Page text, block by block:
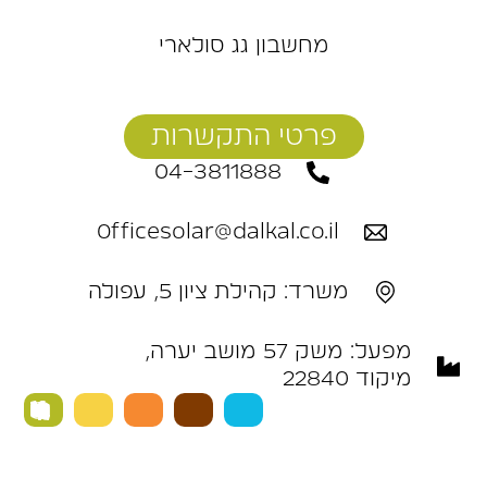
מחשבון גג סולארי
פרטי התקשרות
04-3811888
Officesolar@dalkal.co.il
משרד: קהילת ציון 5, עפולה
מפעל: ‬משק‭ ‬57‭ ‬מושב‭ ‬יערה,
מיקוד 22840 ‭